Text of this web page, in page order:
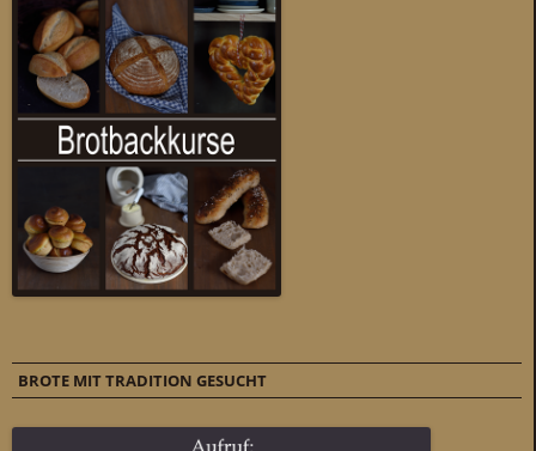
BROTE MIT TRADITION GESUCHT